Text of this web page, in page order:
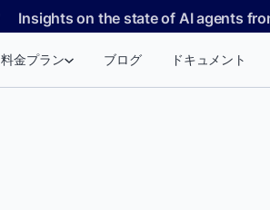
Insights on the state of AI agents
料金プラン ブログ ドキュメント